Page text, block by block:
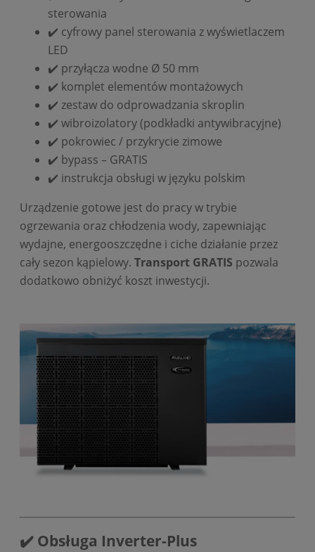
sterowania
✔️ cyfrowy panel sterowania z wyświetlaczem
LED
✔️ przyłącza wodne Ø 50 mm
✔️ komplet elementów montażowych
✔️ zestaw do odprowadzania skroplin
✔️ wibroizolatory (podkładki antywibracyjne)
✔️ pokrowiec / przykrycie zimowe
✔️ bypass – GRATIS
✔️ instrukcja obsługi w języku polskim
Urządzenie gotowe jest do pracy w trybie
ogrzewania oraz chłodzenia wody, zapewniając
wydajne, energooszczędne i ciche działanie przez
cały sezon kąpielowy. Transport GRATIS pozwala
dodatkowo obniżyć koszt inwestycji.
✔️ Obsługa Inverter-Plus